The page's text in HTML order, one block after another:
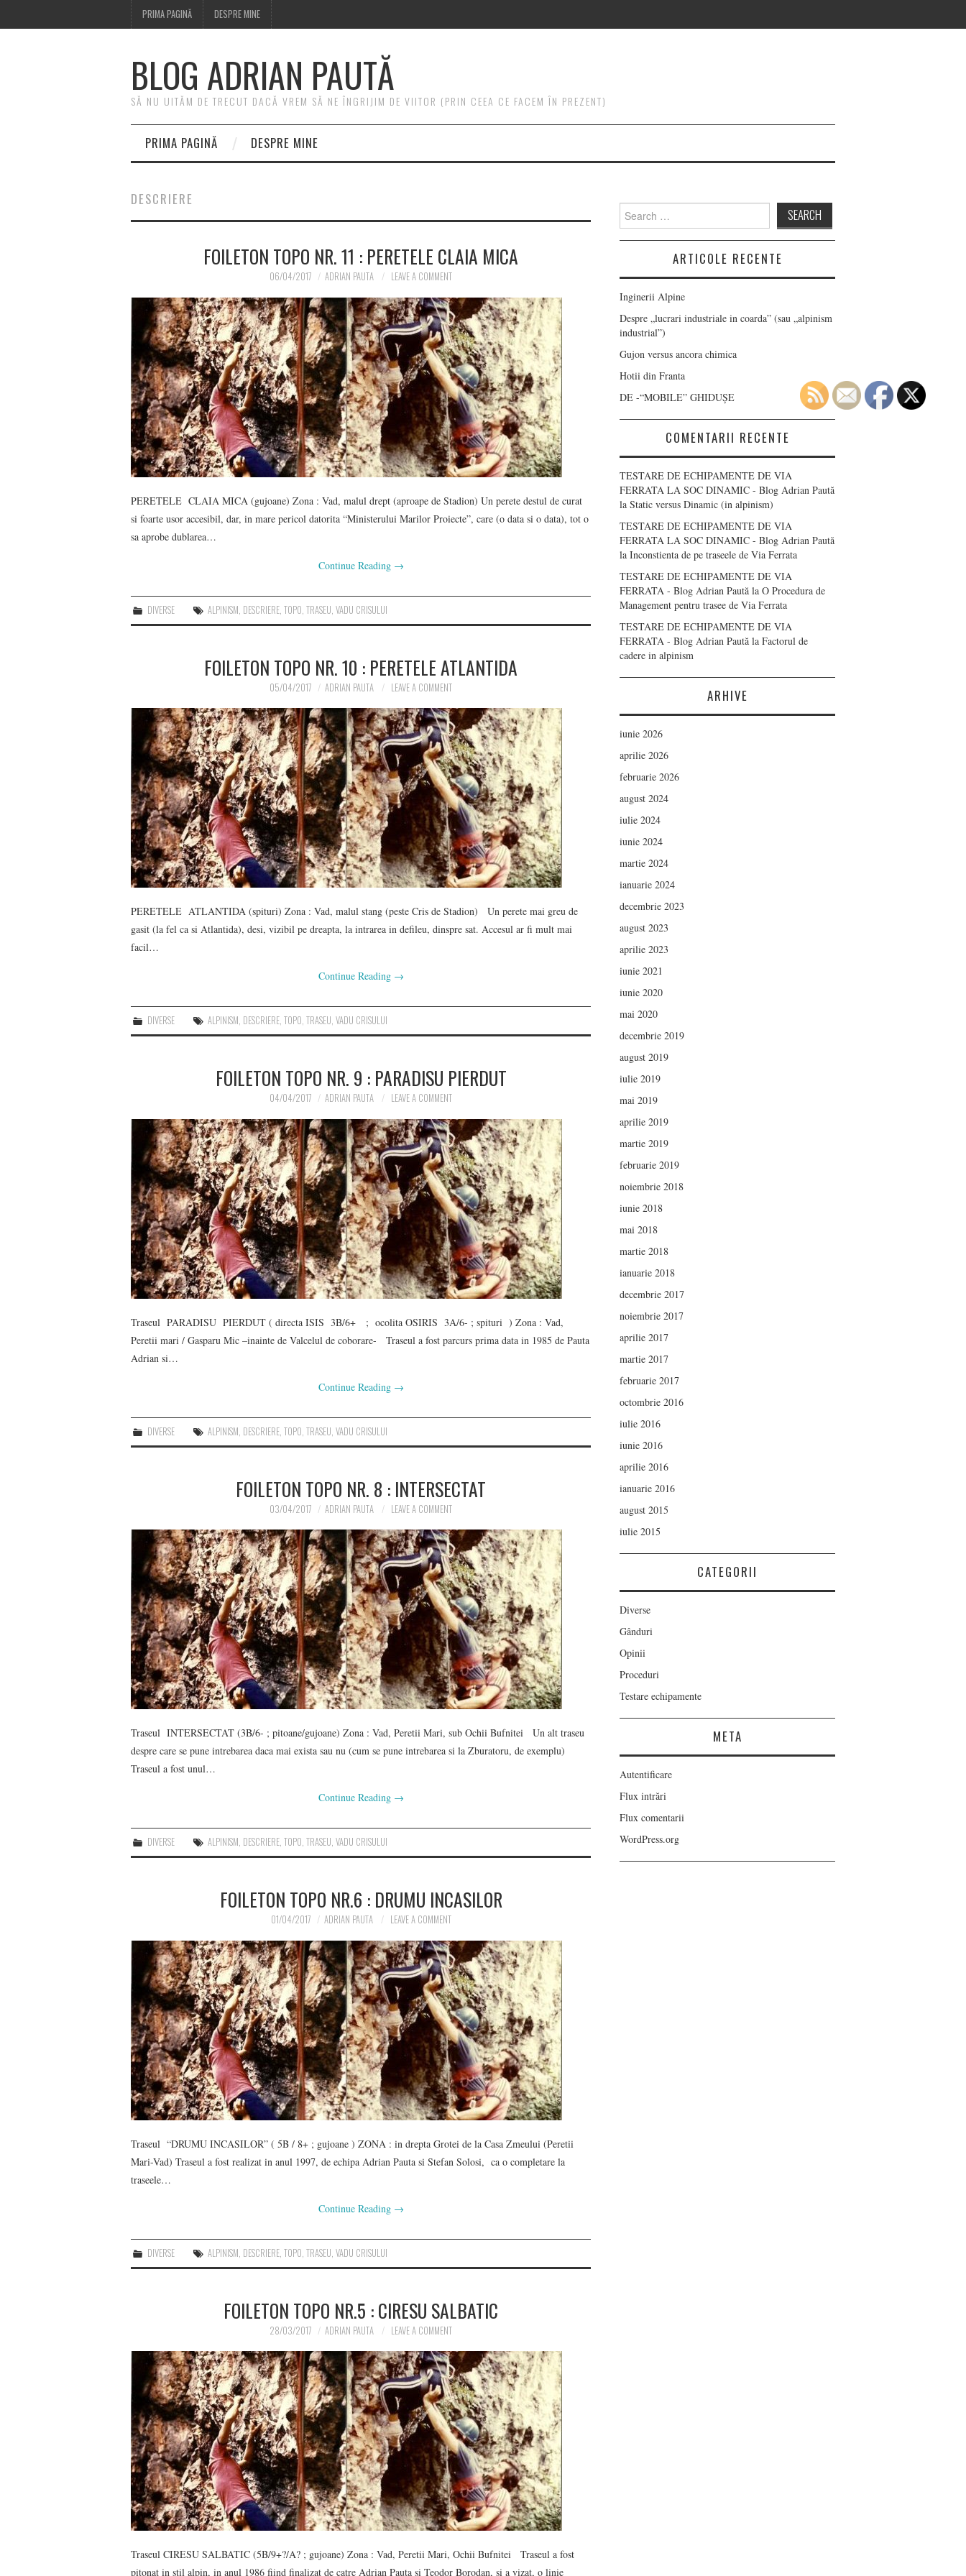
PRIMA PAGINĂ DESPRE MINE
BLOG ADRIAN PAUTĂ
SĂ NU UITĂM DE TRECUT DACĂ VREM SĂ NE ÎNGRIJIM DE VIITOR (PRIN CEEA CE FACEM ÎN PREZENT)
PRIMA PAGINĂ DESPRE MINE
DESCRIERE
FOILETON TOPO NR. 11 : PERETELE CLAIA MICA
06/04/2017 ADRIAN PAUTA LEAVE A COMMENT
PERETELE CLAIA MICA (gujoane) Zona : Vad, malul drept (aproape de Stadion) Un perete destul de curat
si foarte usor accesibil, dar, in mare pericol datorita “Ministerului Marilor Proiecte”, care (o data si o data), tot o
sa aprobe dublarea…
Continue Reading →
DIVERSE ALPINISM DESCRIERE ,TOPO ,TRASEU ,VADU CRISULUI
FOILETON TOPO NR. 10 : PERETELE ATLANTIDA
05/04/2017 ADRIAN PAUTA LEAVE A COMMENT
PERETELE ATLANTIDA (spituri) Zona : Vad, malul stang (peste Cris de Stadion) Un perete mai greu de
gasit (la fel ca si Atlantida), desi, vizibil pe dreapta, la intrarea in defileu, dinspre sat. Accesul ar fi mult mai
facil…
Continue Reading →
DIVERSE ALPINISM, DESCRIERE,TOPO,TRASEU,VADU CRISULUI
FOILETON TOPO NR. 9 : PARADISU PIERDUT
04/04/2017 ADRIAN PAUTA LEAVE A COMMENT
Traseul PARADISU PIERDUT ( directa ISIS 3B/6+ ; ocolita OSIRIS 3A/6- ; spituri ) Zona : Vad,
Peretii mari / Gasparu Mic –inainte de Valcelul de coborare- Traseul a fost parcurs prima data in 1985 de Pauta
Adrian si…
Continue Reading →
DIVERSE ALPINISM DESCRIERE ,TOPO ,TRASEU ,VADU CRISULUI
FOILETON TOPO NR. 8 : INTERSECTAT
03/04/2017 ADRIAN PAUTA LEAVE A COMMENT
Traseul INTERSECTAT (3B/6- ; pitoane/gujoane) Zona : Vad, Peretii Mari, sub Ochii Bufnitei Un alt traseu
despre care se pune intrebarea daca mai exista sau nu (cum se pune intrebarea si la Zburatoru, de exemplu)
Traseul a fost unul…
Continue Reading →
DIVERSE ALPINISM, DESCRIERE,TOPO,TRASEU,VADU CRISULUI
FOILETON TOPO NR.6 : DRUMU INCASILOR
01/04/2017 ADRIAN PAUTA LEAVE A COMMENT
Traseul “DRUMU INCASILOR” ( 5B / 8+ ; gujoane ) ZONA : in drepta Grotei de la Casa Zmeului (Peretii
Mari-Vad) Traseul a fost realizat in anul 1997, de echipa Adrian Pauta si Stefan Solosi, ca o completare la
traseele…
Continue Reading →
DIVERSE ALPINISM DESCRIERE ,TOPO ,TRASEU ,VADU CRISULUI
FOILETON TOPO NR.5 : CIRESU SALBATIC
28/03/2017 ADRIAN PAUTA LEAVE A COMMENT
Traseul CIRESU SALBATIC (5B/9+?/A? ; gujoane) Zona : Vad, Peretii Mari, Ochii Bufnitei Traseul a fost
pitonat in stil alpin, in anul 1986 fiind finalizat de catre Adrian Pauta si Teodor Borodan, si a vizat, o linie
Search
for:
ARTICOLE RECENTE
Inginerii Alpine
Despre „lucrari industriale in coarda” (sau „alpinism
industrial”)
Gujon versus ancora chimica
Hotii din Franta
DE -“MOBILE” GHIDUȘE
COMENTARII RECENTE
TESTARE DE ECHIPAMENTE DE VIA
FERRATA LA SOC DINAMIC - Blog Adrian Paută
la Static versus Dinamic (in alpinism)
TESTARE DE ECHIPAMENTE DE VIA
FERRATA LA SOC DINAMIC - Blog Adrian Paută
la Inconstienta de pe traseele de Via Ferrata
TESTARE DE ECHIPAMENTE DE VIA
FERRATA - Blog Adrian Paută la O Procedura de
Management pentru trasee de Via Ferrata
TESTARE DE ECHIPAMENTE DE VIA
FERRATA - Blog Adrian Paută la Factorul de
cadere in alpinism
ARHIVE
iunie 2026
aprilie 2026
februarie 2026
august 2024
iulie 2024
iunie 2024
martie 2024
ianuarie 2024
decembrie 2023
august 2023
aprilie 2023
iunie 2021
iunie 2020
mai 2020
decembrie 2019
august 2019
iulie 2019
mai 2019
aprilie 2019
martie 2019
februarie 2019
noiembrie 2018
iunie 2018
mai 2018
martie 2018
ianuarie 2018
decembrie 2017
noiembrie 2017
aprilie 2017
martie 2017
februarie 2017
octombrie 2016
iulie 2016
iunie 2016
aprilie 2016
ianuarie 2016
august 2015
iulie 2015
CATEGORII
Diverse
Gânduri
Opinii
Proceduri
Testare echipamente
META
Autentificare
Flux intrări
Flux comentarii
WordPress.org